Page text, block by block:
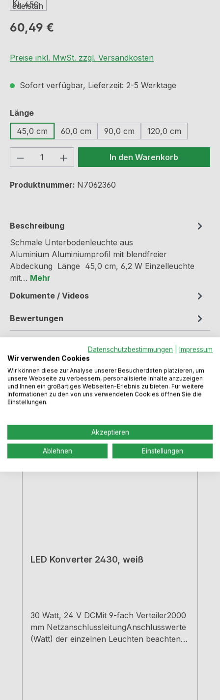
Regulärer Preis:
60,49 €
Preise inkl. MwSt. zzgl. Versandkosten
Sofort verfügbar, Lieferzeit: 2-5 Werktage
Längeauswählen
45,0 cm
60,0 cm 90,0 cm 120,0 cm
Produkt Anzahl: Gib denIn den Warenkorb
Produktnummer: N7062360
Beschreibung
Schmale Unterbodenleuchte aus
Aluminium Aluminiumprofil mit blendfreier
Abdeckung Länge 45,0 cm, 6,2 W Einzelleuchte
mit… Mehr
Dokumente / Videos
Bewertungen
Produktgalerie überspringen
Zubehör
LED Konverter 2430, weiß
30 Watt, 24 V DCMit 9-fach Verteiler2000
mm NetzanschlussleitungAnschlusswerte
(Watt) der einzelnen Leuchten beachten
Datenschutzbestimmungen
Impressum
Wir verwenden Cookies
Wir können diese zur Analyse unserer Besucherdaten platzieren, um
unsere Webseite zu verbessern, personalisierte Inhalte anzuzeigen
und Ihnen ein großartiges Webseiten-Erlebnis zu bieten. Für weitere
Informationen zu den von uns verwendeten Cookies öffnen Sie die
Einstellungen.
Akzeptieren
Ablehnen Einstellungen